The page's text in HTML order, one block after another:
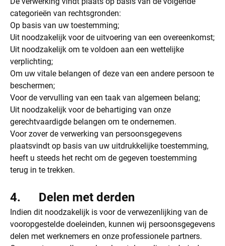
categorieën van rechtsgronden:
Op basis van uw toestemming;
Uit noodzakelijk voor de uitvoering van een overeenkomst;
Uit noodzakelijk om te voldoen aan een wettelijke
verplichting;
Om uw vitale belangen of deze van een andere persoon te
beschermen;
Voor de vervulling van een taak van algemeen belang;
Uit noodzakelijk voor de behartiging van onze
gerechtvaardigde belangen om te ondernemen.
Voor zover de verwerking van persoonsgegevens
plaatsvindt op basis van uw uitdrukkelijke toestemming,
heeft u steeds het recht om de gegeven toestemming
terug in te trekken.
4. Delen met derden
Indien dit noodzakelijk is voor de verwezenlijking van de
vooropgestelde doeleinden, kunnen wij persoonsgegevens
delen met werknemers en onze professionele partners.